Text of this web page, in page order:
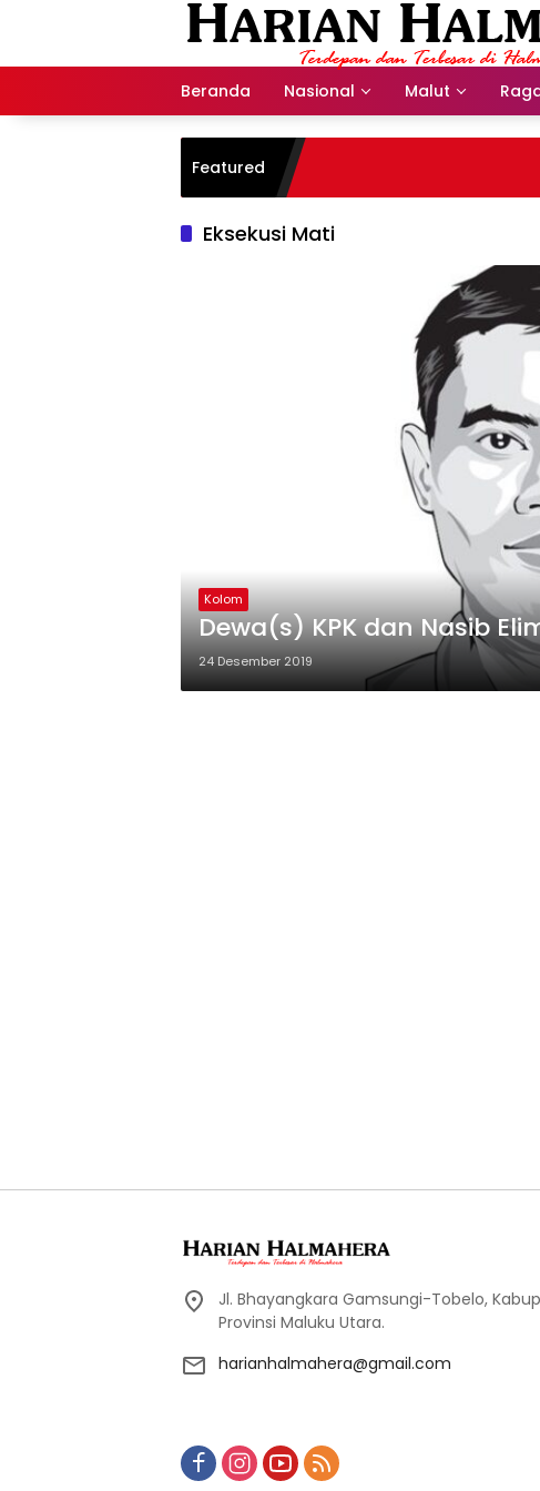
Beranda Nasional Malut
Featured
Eksekusi Mati
Kolom
Dewa(s) KPK dan Nasib
24 Desember 2019
Jl. Bhayangkara Gamsungi-Tobelo,
Provinsi Maluku Utara.
harianhalmahera@gmail.com